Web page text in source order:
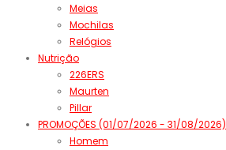
Meias
Mochilas
Relógios
Nutrição
226ERS
Maurten
Pillar
PROMOÇÕES (01/07/2026 - 31/08/2026)
Homem